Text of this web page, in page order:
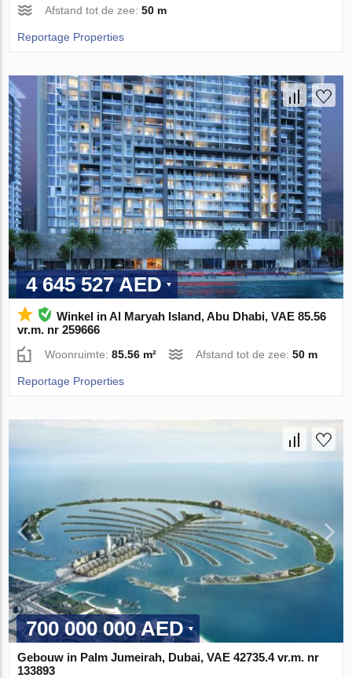
Afstand tot de zee:50 m
Reportage Properties
4 645 527 AED
Winkel in Al Maryah Island, Abu Dhabi, VAE 85.56
vr.m. nr 259666
Woonruimte:85.56 m² Afstand tot de zee:50 m
Reportage Properties
700 000 000 AED
Gebouw in Palm Jumeirah, Dubai, VAE 42735.4 vr.m. nr
133893